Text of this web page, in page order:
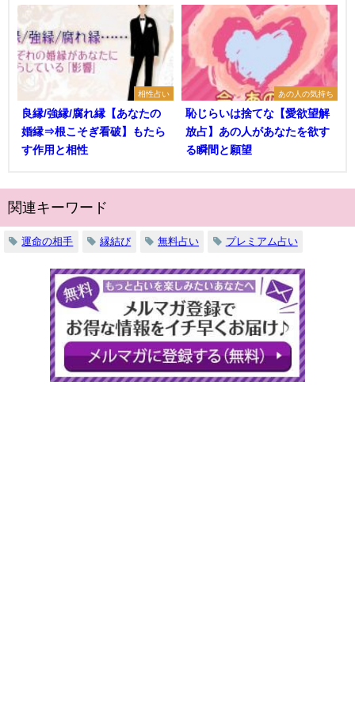
相性占い
良縁/強縁/腐れ縁【あなたの
婚縁⇒根こそぎ看破】もたら
す作用と相性
あの人の気持ち
恥じらいは捨てな【愛欲望解
放占】あの人があなたを欲す
る瞬間と願望
関連キーワード
運命の相手 縁結び 無料占い プレミアム占い